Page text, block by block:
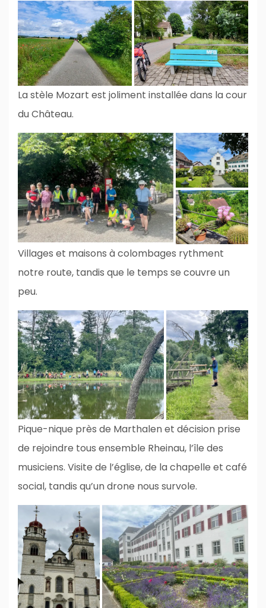
La stèle Mozart est joliment installée dans la cour
du Château.
Villages et maisons à colombages rythment
notre route, tandis que le temps se couvre un
peu.
Pique-nique près de Marthalen et décision prise
de rejoindre tous ensemble Rheinau, l’île des
musiciens. Visite de l’église, de la chapelle et café
social, tandis qu’un drone nous survole.